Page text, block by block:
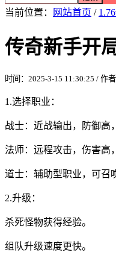
当前位置： 网站首页 /
传奇新手开
时间：2025-3-15 11:30:25 / 作
1.选择职业：
战士：近战输出，防御高
法师：远程攻击，伤害高
道士：辅助型职业，可召
2.升级：
杀死怪物获得经验。
组队升级速度更快。